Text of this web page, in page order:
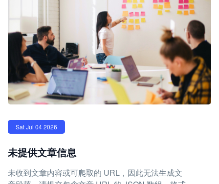
Sat Jul 04 2026
未提供文章信息
未收到文章内容或可爬取的 URL，因此无法生成文